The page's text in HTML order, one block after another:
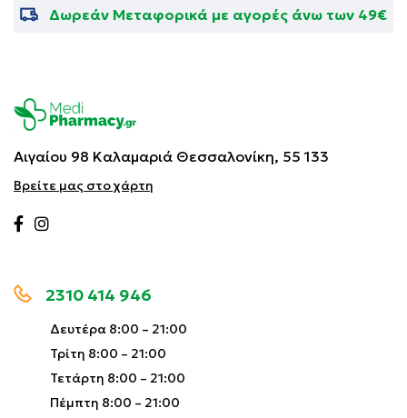
Δωρεάν Μεταφορικά με αγορές άνω των 49€
Αιγαίου 98 Καλαμαριά Θεσσαλονίκη, 55 133
Βρείτε μας στο χάρτη
2310 414 946
Δευτέρα 8:00 – 21:00
Τρίτη 8:00 – 21:00
Τετάρτη 8:00 – 21:00
Πέμπτη 8:00 – 21:00